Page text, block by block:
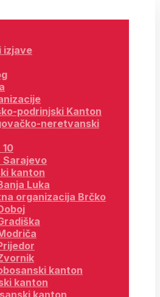
izjave
podrinjski Kanton
neretvanski
Sarajevo
kanton
Luka
organizacija Brčko
kanton
kanton
kanton